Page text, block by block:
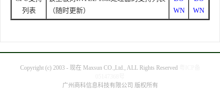
列表
（随时更新）
WN
WN
Copyright (c) 2003 - 现在 Maxsun CO.,Ltd., ALL Rights Reserved
广州商科信息科技有限公司 版权所有